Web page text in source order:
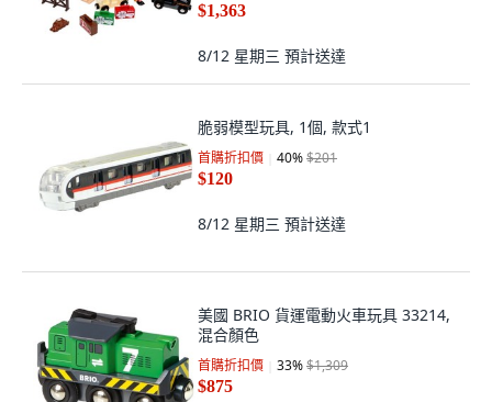
$1,363
8/12 星期三 預計送達
脆弱模型玩具, 1個, 款式1
首購折扣價 40%$201
$120
8/12 星期三 預計送達
美國 BRIO 貨運電動火車玩具 33214,
混合顏色
首購折扣價 33%$1,309
$875